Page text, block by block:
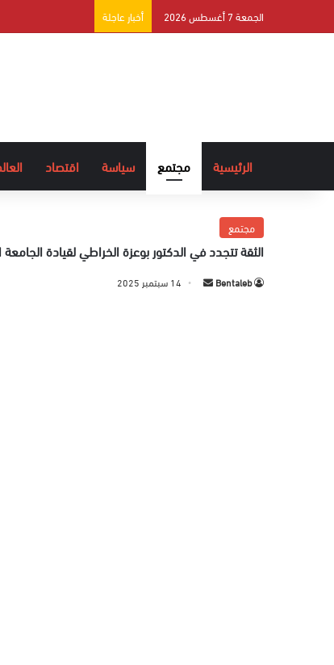
الجمعة 7 أغسطس 2026 أخبار عاجلة
الرئيسية مجتمع سياسة اقتصاد
مجتمع
الثقة تتجدد في الدكتور بوعزة الخراطي لقيادة
Bentaleb 14 سبتمبر 2025